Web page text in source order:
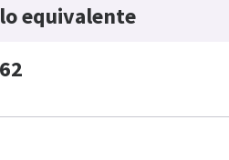
equivalente